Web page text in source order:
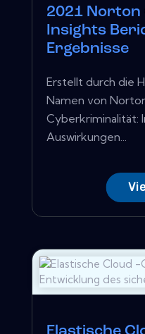
2021
Insights
Ergebnisse
Erstellt durch die
Namen von
Cyberkriminalität:
Auswirkungen...